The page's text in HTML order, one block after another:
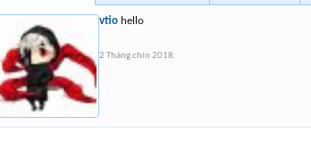
vtio hello
2 Tháng chín 2018